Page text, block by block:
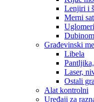
Lenjiri i
Merni
Uglomeri
Građevinski
Libela
Laser,
Ostali
Alat kontrolni
Uređaji za